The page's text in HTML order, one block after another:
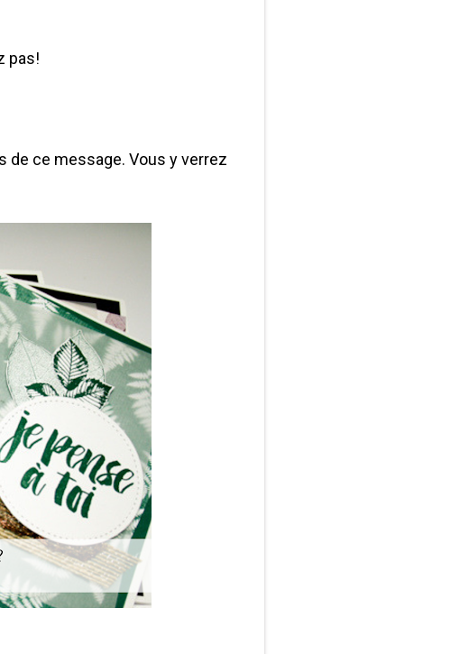
pas!
de ce message. Vous y verrez